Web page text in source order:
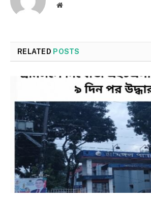
Website
RELATED POSTS